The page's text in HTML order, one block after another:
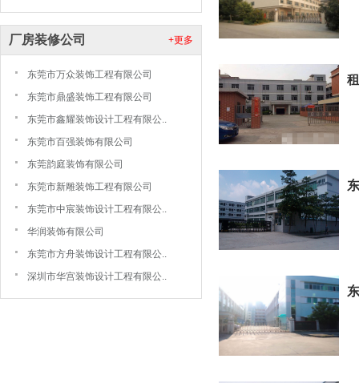
+更多
厂房装修公司
东莞市万众装饰工程有限公司
东莞市鼎盛装饰工程有限公司
东莞市鑫耀装饰设计工程有限公..
东莞市百强装饰有限公司
东莞韵庭装饰有限公司
东莞市新雕装饰工程有限公司
东莞市中宸装饰设计工程有限公..
华润装饰有限公司
东莞市方舟装饰设计工程有限公..
深圳市华宫装饰设计工程有限公..